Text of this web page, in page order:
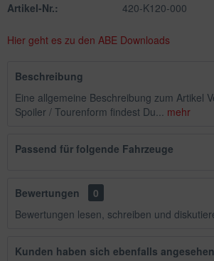
Artikel-Nr.: 420-K120-000
Hier geht es zu den ABE Downloads
Beschreibung
Eine allgemeine Beschreibung zum Artikel
Spoiler / Tourenform findest Du... mehr
Passend für folgende Fahrzeuge
Bewertungen
0
Bewertungen lesen, schreiben und
Kunden haben sich ebenfalls angesehen